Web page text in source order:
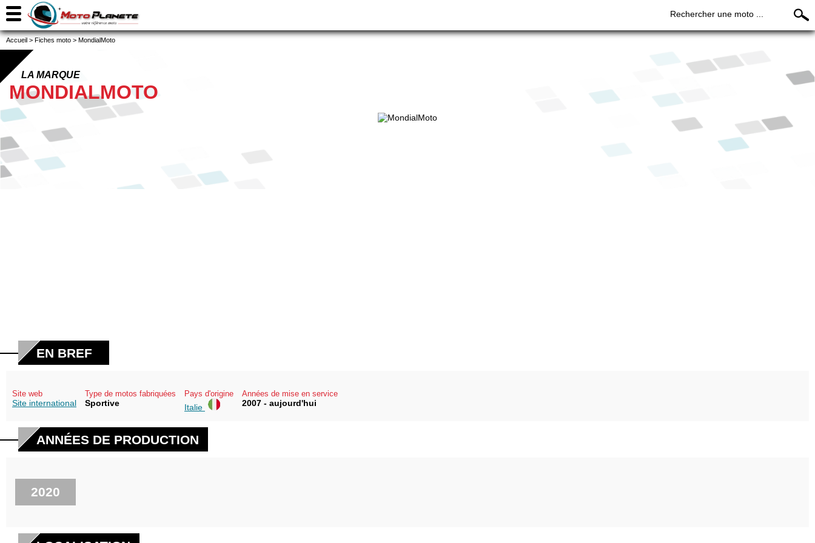
Rechercher une moto ...
Accueil > Fiches moto > MondialMoto
LA MARQUE
MONDIALMOTO
EN BREF
Site web
Site international
Type de motos fabriquées
Sportive
Pays d'origine
Italie
Années de mise en service
2007 - aujourd'hui
ANNÉES DE PRODUCTION
2020